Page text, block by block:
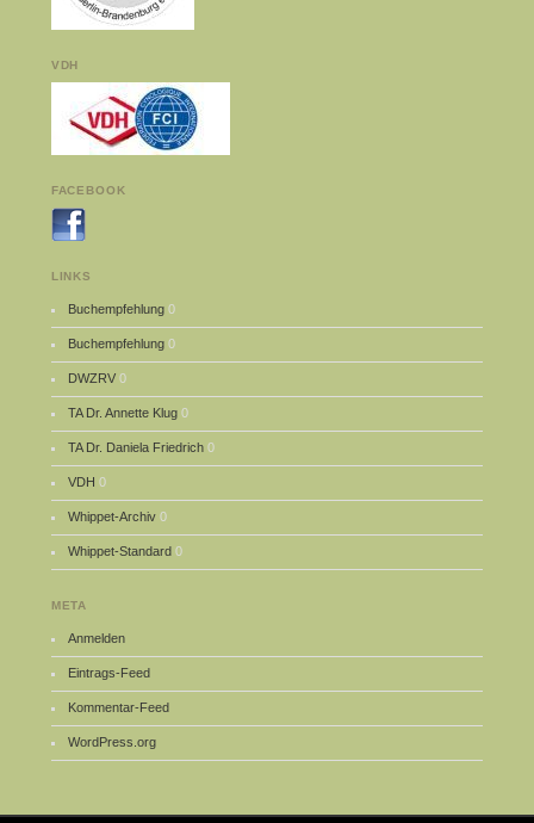
VDH
FACEBOOK
LINKS
Buchempfehlung 0
Buchempfehlung 0
DWZRV 0
TA Dr. Annette Klug 0
TA Dr. Daniela Friedrich 0
VDH 0
Whippet-Archiv 0
Whippet-Standard 0
META
Anmelden
Eintrags-Feed
Kommentar-Feed
WordPress.org